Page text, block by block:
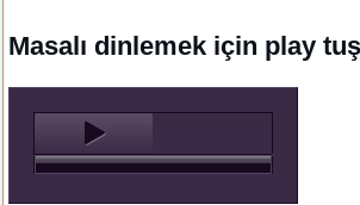
Masalı dinlemek için play